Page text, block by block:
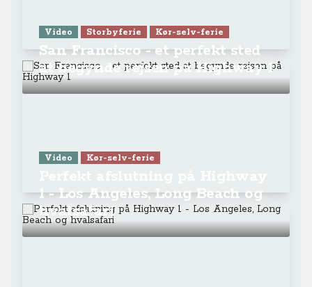
Video Storbyferie Kør-selv-ferie
San Francisco - et perfekt sted
at begynde rejsen på Highway 1
Video Kør-selv-ferie
1 - Los Angeles, Long Beach og
hvalsafari